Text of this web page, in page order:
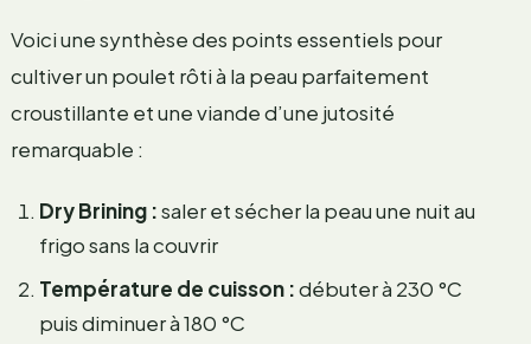
Voici une synthèse des points essentiels pour
cultiver un poulet rôti à la peau parfaitement
croustillante et une viande d’une jutosité
remarquable :
Dry Brining :saler et sécher la peau une nuit au
frigo sans la couvrir
Température de cuisson :débuter à 230 °C
puis diminuer à 180 °C